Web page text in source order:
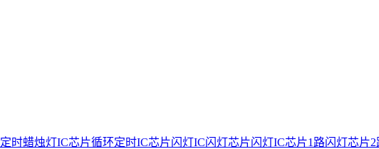
定时蜡烛灯IC芯片循环定时IC芯片闪灯IC闪灯芯片闪灯IC芯片1路闪灯芯片